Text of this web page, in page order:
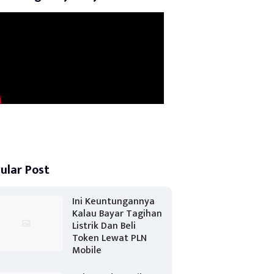
Post
Ini Keuntungannya
Kalau Bayar Tagihan
Listrik Dan Beli
Token Lewat PLN
Mobile